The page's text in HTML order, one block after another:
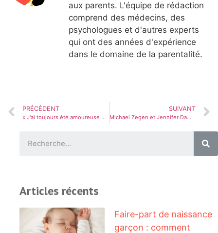
aux parents. L'équipe de rédaction
comprend des médecins, des
psychologues et d'autres experts
qui ont des années d'expérience
dans le domaine de la parentalité.
PRÉCÉDENT
« J'ai toujours été amoureuse depuis l'âge de six ans »: Lilian, la femme de Renato Aragão, a révélé à la télévision sa passion de longue date pour le comédien
SUIVANT
Michael Zegen et Jennifer Damiano se sont mariés après leur mariage à New York
Articles récents
Faire-part de naissance
garçon : comment